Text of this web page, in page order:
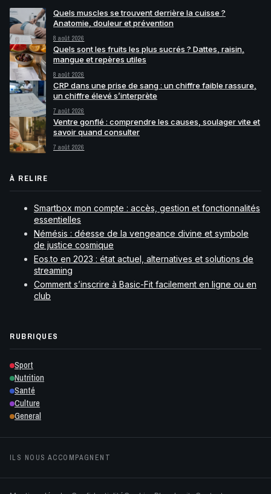
Quels muscles se trouvent derrière la cuisse ?
Anatomie, douleur et prévention
8 août 2026
Quels sont les fruits les plus sucrés ? Dattes, raisin,
mangue et repères utiles
8 août 2026
CRP dans une prise de sang : un chiffre faible rassure,
un chiffre élevé s’interprète
7 août 2026
Ventre gonflé : comprendre les causes, soulager vite et
savoir quand consulter
7 août 2026
À RELIRE
Smartbox mon compte : accès, gestion et fonctionnalités
essentielles
Némésis : déesse de la vengeance divine et symbole
de justice cosmique
Eos.to en 2023 : état actuel, alternatives et solutions de
streaming
Comment s’inscrire à Basic-Fit facilement en ligne ou en
club
RUBRIQUES
Sport
Nutrition
Santé
Culture
General
ILS NOUS ACCOMPAGNENT